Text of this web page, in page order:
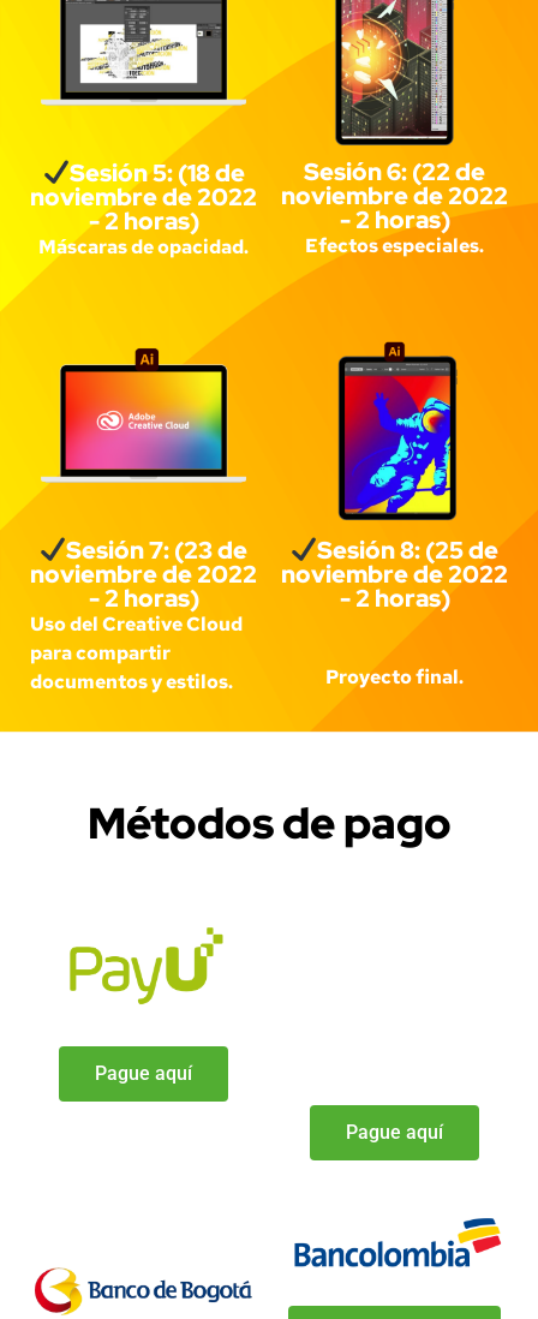
Sesión 5: (18 de
noviembre de 2022
- 2 horas)
Máscaras de opacidad.
Sesión 6: (22 de
noviembre de 2022
- 2 horas)
Efectos especiales.
Sesión 7: (23 de
noviembre de 2022
- 2 horas)
Uso del Creative Cloud
para compartir
documentos y estilos.
Sesión 8: (25 de
noviembre de 2022
- 2 horas)
Proyecto final.
Métodos de pago
Pague aquí
Pague aquí